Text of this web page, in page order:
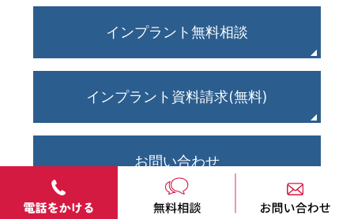
インプラント無料相談
インプラント資料請求(無料)
お問い合わせ